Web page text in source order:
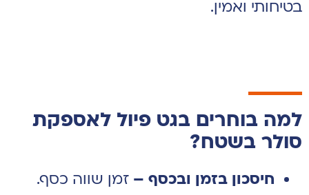
בטיחותי ואמין.
למה בוחרים בגט פיול לאספקת
סולר בשטח?
חיסכון בזמן ובכסף – זמן שווה כסף.